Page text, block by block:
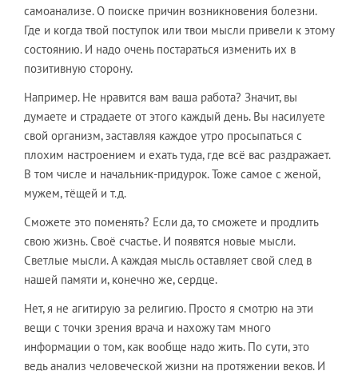
самоанализе. О поиске причин возникновения болезни.
Где и когда твой поступок или твои мысли привели к этому
состоянию. И надо очень постараться изменить их в
позитивную сторону.
​Например. Не нравится вам ваша работа? Значит, вы
думаете и страдаете от этого каждый день. Вы насилуете
свой организм, заставляя каждое утро просыпаться с
плохим настроением и ехать туда, где всё вас раздражает.
В том числе и начальник-придурок. Тоже самое с женой,
мужем, тёщей и т.д.
​Сможете это поменять? Если да, то сможете и продлить
свою жизнь. Своё счастье. И появятся новые мысли.
Светлые мысли. А каждая мысль оставляет свой след в
нашей памяти и, конечно же, сердце.
​Нет, я не агитирую за религию. Просто я смотрю на эти
вещи с точки зрения врача и нахожу там много
информации о том, как вообще надо жить. По сути, это
ведь анализ человеческой жизни на протяжении веков. И